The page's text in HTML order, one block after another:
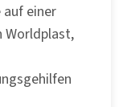
einer
Worldplast,